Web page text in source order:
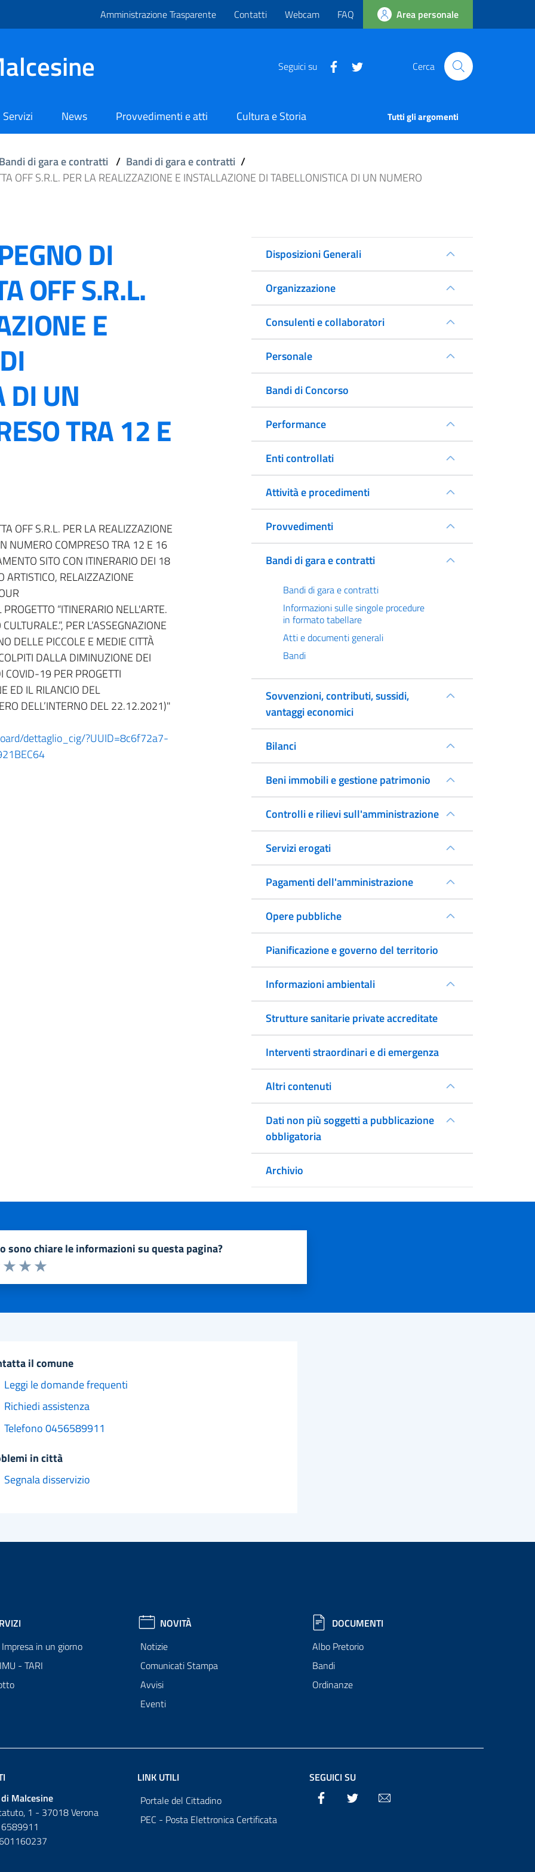
Amministrazione Trasparente Contatti Webcam FAQ Area personale
Seguici su Cerca
Servizi News Provvedimenti e atti Cultura e Storia Tutti gli argomenti
Bandi di gara e contratti / Bandi di gara e contratti /
OFF S.R.L. PER LA REALIZZAZIONE E INSTALLAZIONE DI TABELLONISTICA DI UN NUMERO
DI
OFF S.R.L.
E
DI UN
TRA 12 E
OFF S.R.L. PER LA REALIZZAZIONE
NUMERO COMPRESO TRA 12 E 16
SITO CON ITINERARIO DEI 18
ARTISTICO, RELAIZZAZIONE
“ITINERARIO NELL'ARTE.
PER L’ASSEGNAZIONE
DELLE PICCOLE E MEDIE CITTÀ
DALLA DIMINUZIONE DEI
COVID-19 PER PROGETTI
ED IL RILANCIO DEL
DELL’INTERNO DEL 22.12.2021)"
dettaglio_cig/?UUID=8c6f72a7-
Disposizioni Generali
Organizzazione
Consulenti e collaboratori
Personale
Bandi di Concorso
Performance
Enti controllati
Attività e procedimenti
Provvedimenti
Bandi di gara e contratti
Bandi di gara e contratti
Informazioni sulle singole procedure
in formato tabellare
Atti e documenti generali
Bandi
Sovvenzioni, contributi, sussidi,
vantaggi economici
Bilanci
Beni immobili e gestione patrimonio
Controlli e rilievi sull'amministrazione
Servizi erogati
Pagamenti dell'amministrazione
Opere pubbliche
Pianificazione e governo del territorio
Informazioni ambientali
Strutture sanitarie private accreditate
Interventi straordinari e di emergenza
Altri contenuti
Dati non più soggetti a pubblicazione
obbligatoria
Archivio
sono chiare le informazioni su questa pagina?
1 a 5 stelle la pagina
Valuta 5 stelle su 5
Valuta 4 stelle su 5
Valuta 3 stelle su 5
2 stelle su 5
stelle su 5
il comune
Leggi le domande frequenti
Richiedi assistenza
Telefono 0456589911
in città
Segnala disservizio
in un giorno
- TARI
NOVITÀ
Notizie
Comunicati Stampa
Avvisi
Eventi
DOCUMENTI
Albo Pretorio
Bandi
Ordinanze
Malcesine
1 - 37018 Verona
LINK UTILI
Portale del Cittadino
PEC - Posta Elettronica Certificata
SEGUICI SU
Facebook Twitter